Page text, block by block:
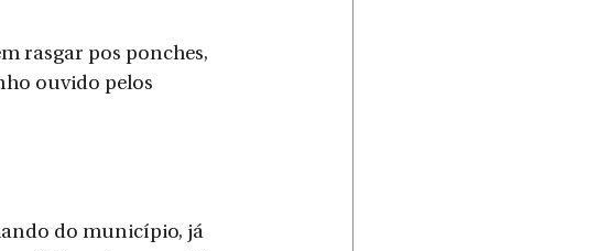
rasgar pos ponches,
ouvido pelos
do município, já